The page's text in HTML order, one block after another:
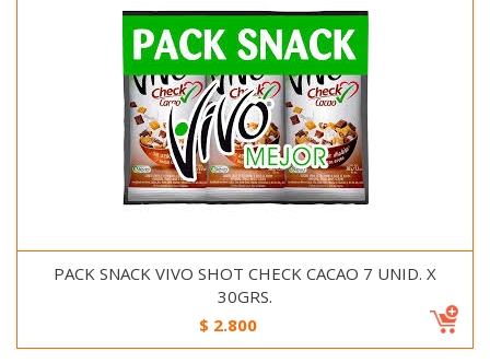
PACK SNACK VIVO SHOT CHECK CACAO 7 UNID. X
30GRS.
$ 2.800